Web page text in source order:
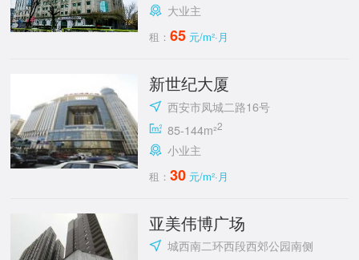
大业主
租：65 元/m²·月
新世纪大厦
西安市凤城二路16号
85-144m²2
小业主
租：30 元/m²·月
亚美伟博广场
城西南二环西段西郊公园南侧